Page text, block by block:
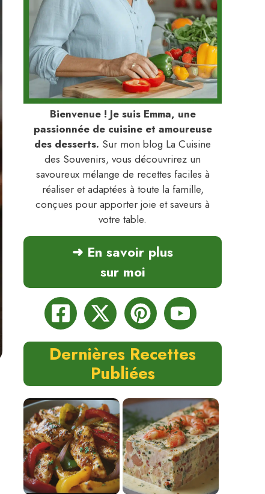
Bienvenue ! Je suis Emma, une
passionnée de cuisine et amoureuse
des desserts. Sur mon blog La Cuisine
des Souvenirs, vous découvrirez un
savoureux mélange de recettes faciles à
réaliser et adaptées à toute la famille,
conçues pour apporter joie et saveurs à
votre table.
➜ En savoir plus
sur moi
Dernières Recettes
Publiées